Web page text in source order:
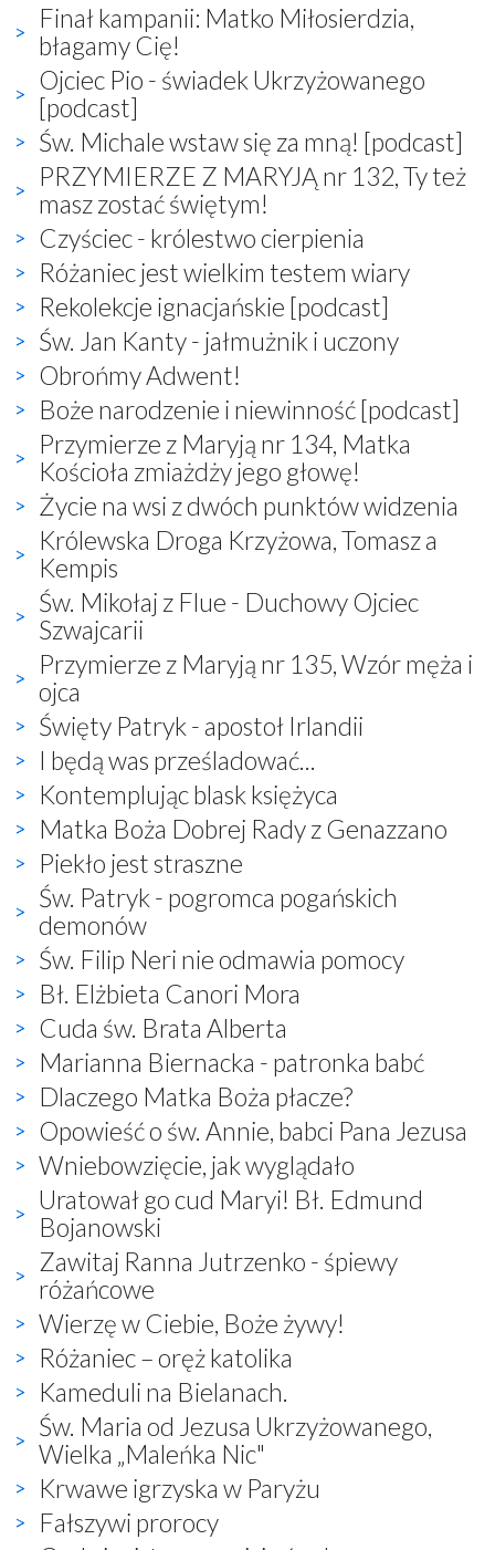
Finał kampanii: Matko Miłosierdzia,
błagamy Cię!
Ojciec Pio - świadek Ukrzyżowanego
[podcast]
Św. Michale wstaw się za mną! [podcast]
PRZYMIERZE Z MARYJĄ nr 132, Ty też
masz zostać świętym!
Czyściec - królestwo cierpienia
Różaniec jest wielkim testem wiary
Rekolekcje ignacjańskie [podcast]
Św. Jan Kanty - jałmużnik i uczony
Obrońmy Adwent!
Boże narodzenie i niewinność [podcast]
Przymierze z Maryją nr 134, Matka
Kościoła zmiażdży jego głowę!
Życie na wsi z dwóch punktów widzenia
Królewska Droga Krzyżowa, Tomasz a
Kempis
Św. Mikołaj z Flue - Duchowy Ojciec
Szwajcarii
Przymierze z Maryją nr 135, Wzór męża i
ojca
Święty Patryk - apostoł Irlandii
I będą was prześladować...
Kontemplując blask księżyca
Matka Boża Dobrej Rady z Genazzano
Piekło jest straszne
Św. Patryk - pogromca pogańskich
demonów
Św. Filip Neri nie odmawia pomocy
Bł. Elżbieta Canori Mora
Cuda św. Brata Alberta
Marianna Biernacka - patronka babć
Dlaczego Matka Boża płacze?
Opowieść o św. Annie, babci Pana Jezusa
Wniebowzięcie, jak wyglądało
Uratował go cud Maryi! Bł. Edmund
Bojanowski
Zawitaj Ranna Jutrzenko - śpiewy
różańcowe
Wierzę w Ciebie, Boże żywy!
Różaniec – oręż katolika
Kameduli na Bielanach.
Św. Maria od Jezusa Ukrzyżowanego,
Wielka „Maleńka Nic"
Krwawe igrzyska w Paryżu
Fałszywi prorocy